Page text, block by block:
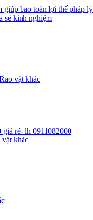
giúp bảo toàn lợi thế pháp lý
sẻ kinh nghiệm
Rao vặt khác
rẻ- lh 0911082000
vặt khác